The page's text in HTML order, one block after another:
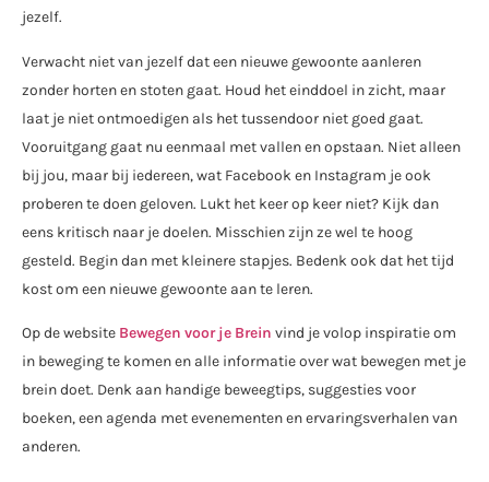
jezelf.
Verwacht niet van jezelf dat een nieuwe gewoonte aanleren
zonder horten en stoten gaat. Houd het einddoel in zicht, maar
laat je niet ontmoedigen als het tussendoor niet goed gaat.
Vooruitgang gaat nu eenmaal met vallen en opstaan. Niet alleen
bij jou, maar bij iedereen, wat Facebook en Instagram je ook
proberen te doen geloven. Lukt het keer op keer niet? Kijk dan
eens kritisch naar je doelen. Misschien zijn ze wel te hoog
gesteld. Begin dan met kleinere stapjes. Bedenk ook dat het tijd
kost om een nieuwe gewoonte aan te leren.
Op de website Bewegen voor je Brein vind je volop inspiratie om
in beweging te komen en alle informatie over wat bewegen met je
brein doet. Denk aan handige beweegtips, suggesties voor
boeken, een agenda met evenementen en ervaringsverhalen van
anderen.